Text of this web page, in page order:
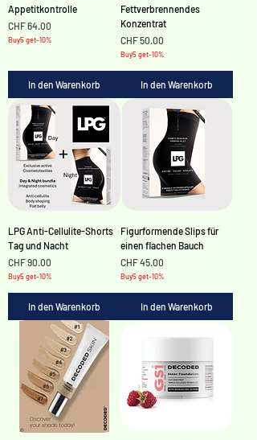
Appetitkontrolle
Preis
CHF 64.00
Buy5 get-10%
In den Warenkorb
Fettverbrennendes
Konzentrat
Preis
CHF 50.00
Buy5 get-10%
In den Warenkorb
LPG Anti-Cellulite-Shorts
Tag und Nacht
Preis
CHF 90.00
Buy5 get-10%
In den Warenkorb
Figurformende Slips für
einen flachen Bauch
Preis
CHF 45.00
Buy5 get-10%
In den Warenkorb